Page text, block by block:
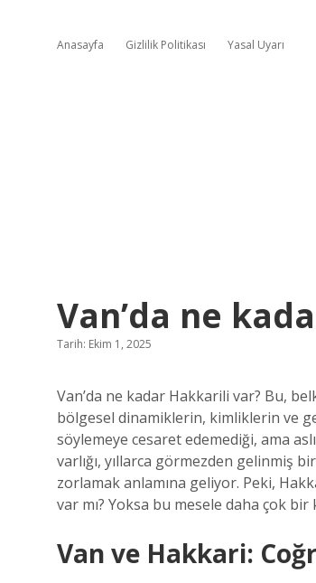
Anasayfa Gizlilik Politikası Yasal Uyarı
Van’da ne
Tarih: Ekim 1, 2025
Van’da ne kadar Hakkarili var? Bu,
bölgesel dinamiklerin, kimliklerin ve
söylemeye cesaret edemediği, ama
varlığı, yıllarca görmezden gelinmiş
zorlamak anlamına geliyor. Peki,
var mı? Yoksa bu mesele daha çok
Van ve Hakkari: